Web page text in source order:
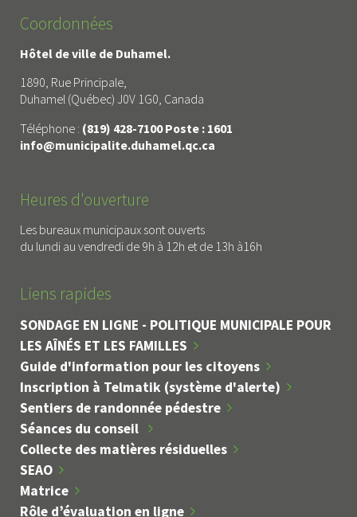
Coordonnées
Hôtel de ville de Duhamel.
1890, Rue Principale,
Duhamel (Québec) J0V 1G0, Canada
Téléphone : (819) 428-7100 Poste : 1601
info@municipalite.duhamel.qc.ca
Heures d'ouverture
Les bureaux municipaux sont ouverts
du lundi au vendredi de 9h à 12h et de 13h à16h
Liens rapides
SONDAGE EN LIGNE - POLITIQUE MUNICIPALE POUR
LES AÎNÉS ET LES FAMILLES
Guide d'information pour les citoyens
Inscription à Telmatik (système d'alerte)
Sentiers de randonnée pédestre
Séances du conseil
Collecte des matières résiduelles
SEAO
Matrice
Rôle d’évaluation en ligne